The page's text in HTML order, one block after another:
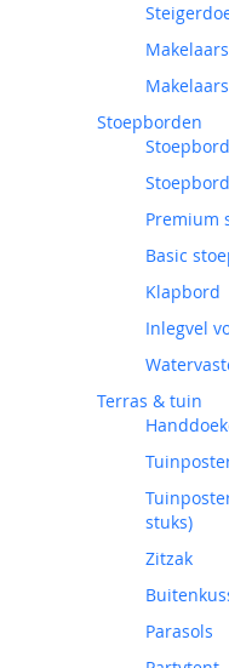
Stoepborden
Premium
Basic
Klapbord
Inlegvel
Terras & tuin
stuks)
Zitzak
Parasols